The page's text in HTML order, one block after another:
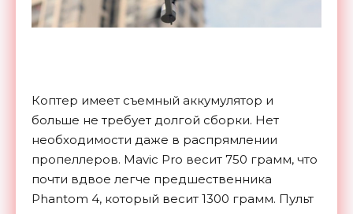
Коптер имеет съемный аккумулятор и
больше не требует долгой сборки. Нет
необходимости даже в распрямлении
пропеллеров. Mavic Pro весит 750 грамм, что
почти вдвое легче предшественника
Phantom 4, который весит 1300 грамм. Пульт